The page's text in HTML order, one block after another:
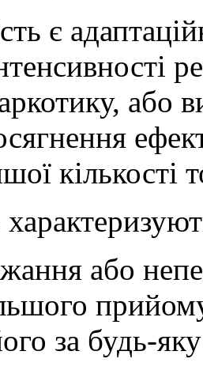
є
або
кількості
або
за будь-